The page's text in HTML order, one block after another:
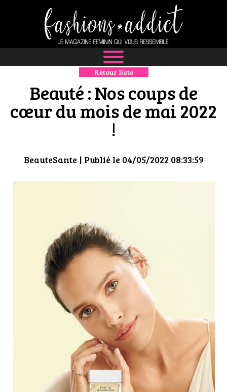
NEWS
MODE
LUXE
DÉFILÉS
BOUTIQUE
HIGH TECH
MAISON
AUTO
LIEUX TENDANCES
BEAUTÉ
MODE DE RUE
JEUNES CRÉATEURS
Retour liste
Beauté : Nos coups de
cœur du mois de mai 2022
!
BeauteSante| Publié le 04/05/2022 08:33:59